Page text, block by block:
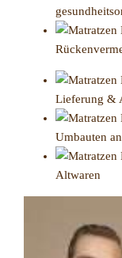
Lieferung &
Umbauten
Altwaren